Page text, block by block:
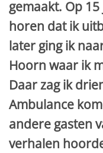
gemaakt. Op
horen dat ik
later ging ik
Hoorn waar ik
Daar zag ik
Ambulance
andere gasten
verhalen